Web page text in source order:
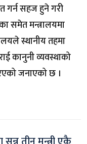
गर्न सहज हुने गरी
समेत मन्त्रालयमा
स्थानीय तहमा
कानुनी व्यवस्थाको
जनाएको छ ।